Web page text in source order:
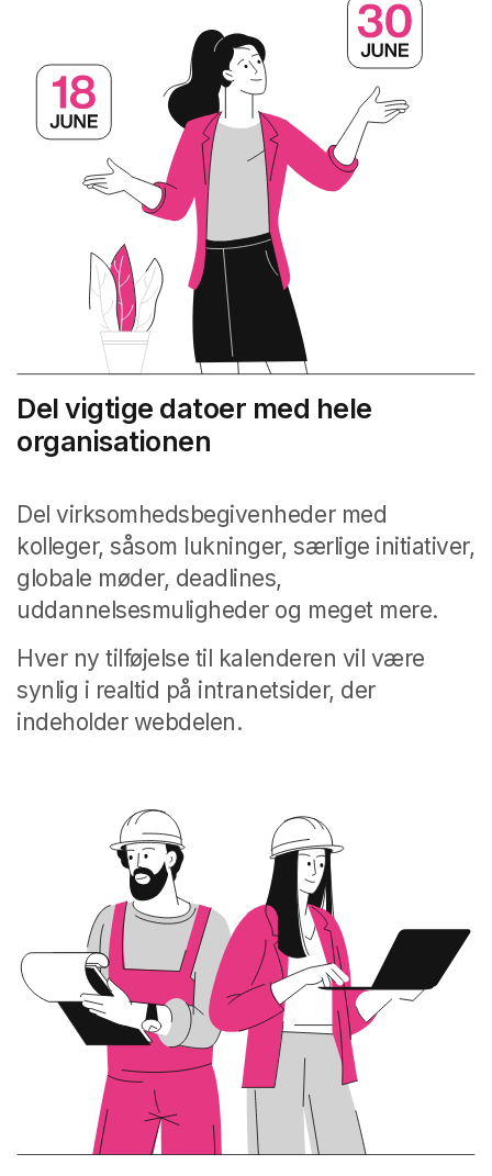
Del vigtige datoer med hele
organisationen
Del virksomhedsbegivenheder med
kolleger, såsom lukninger, særlige initiativer,
globale møder, deadlines,
uddannelsesmuligheder og meget mere.
Hver ny tilføjelse til kalenderen vil være
synlig i realtid på intranetsider, der
indeholder webdelen.